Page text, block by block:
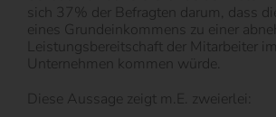
sich 37% der Befragten darum, dass
eines Grundeinkommens zu einer
Leistungsbereitschaft der Mitarbeiter im
Unternehmen kommen würde.
Diese Aussage zeigt m.E. zweierlei: